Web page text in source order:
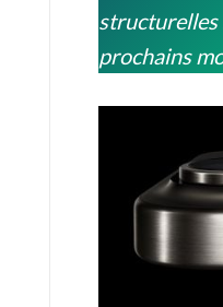
structurelles
prochains